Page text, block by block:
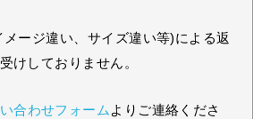
ージ違い、サイズ違い等)による返
けしておりません。
合わせフォーム よりご連絡くださ